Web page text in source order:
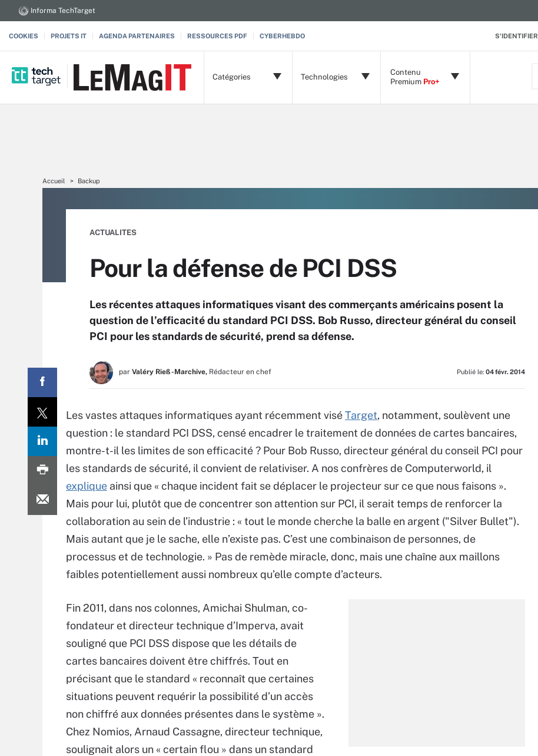
S'IDENTIFIER
Informa TechTarget
COOKIES PROJETS IT AGENDA PARTENAIRES RESSOURCES PDF CYBERHEBDO
Catégories Technologies
Contenu
Premium Pro+
Accueil Backup
ACTUALITES
Pour la défense de PCI DSS
Les récentes attaques informatiques visant des commerçants américains posent la
question de l’efficacité du standard PCI DSS. Bob Russo, directeur général du conseil
PCI pour les standards de sécurité, prend sa défense.
par Valéry Rieß-Marchive, Rédacteur en chef Publié le: 04 févr. 2014
Les vastes attaques informatiques ayant récemment viséTarget, notamment, soulèvent une
question : le standard PCI DSS, censé encadrer le traitement de données de cartes bancaires,
montre-t-il les limites de son efficacité ? Pour Bob Russo, directeur général du conseil PCI pour
les standards de sécurité, il convient de relativiser. A nos confrères de Computerworld, il
explique ainsi que « chaque incident fait se déplacer le projecteur sur ce que nous faisons ».
Mais pour lui, plutôt que de concentrer son attention sur PCI, il serait temps de renforcer la
collaboration au sein de l’industrie : « tout le monde cherche la balle en argent ("Silver Bullet").
Mais autant que je le sache, elle n’existe pas. C’est une combinaison de personnes, de
processus et de technologie. » Pas de remède miracle, donc, mais une chaîne aux maillons
faibles potentiellement aussi nombreux qu’elle compte d’acteurs.
Fin 2011, dans nos colonnes, Amichai Shulman, co-
fondateur et directeur technique d’Imperva, avait
souligné que PCI DSS dispose que les détails de
cartes bancaires doivent être chiffrés. Tout en
précisant que le standard « reconnaît que certaines
situations peuvent requérir la possibilité d’un accès
non chiffré aux données présentes dans le système ».
Chez Nomios, Arnaud Cassagne, directeur technique,
soulignait alors un « certain flou » dans un standard